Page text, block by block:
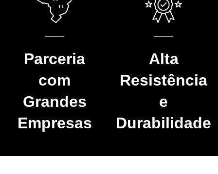
Parceria
com
Grandes
Empresas
Alta
Resistência
e
Durabilidade